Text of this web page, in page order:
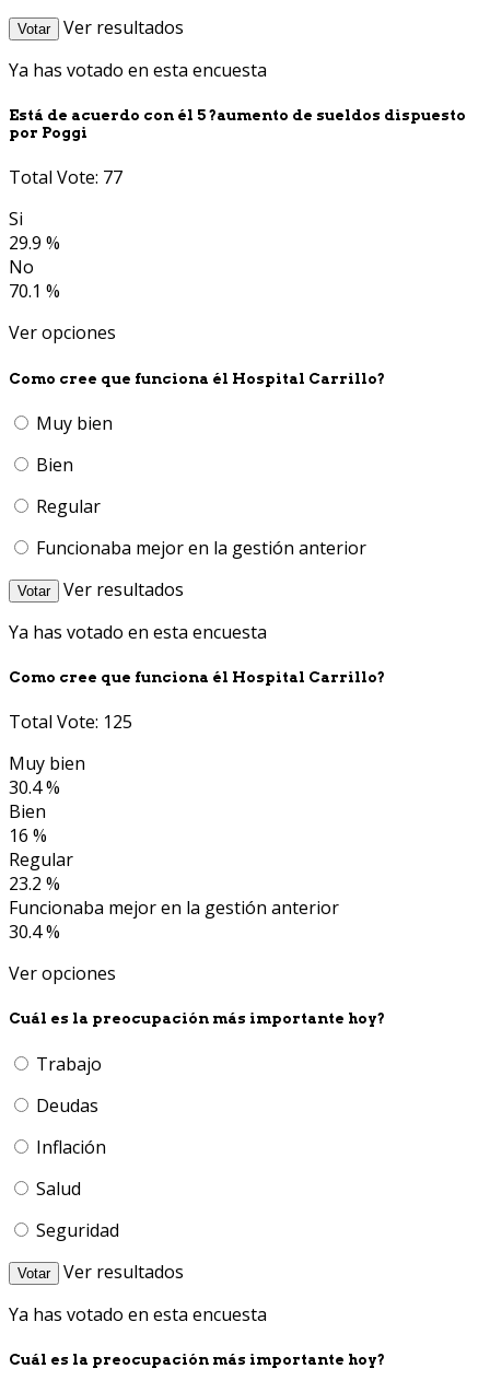
Votar
Ver resultados
Ya has votado en esta encuesta
Está de acuerdo con él 5 ?aumento de sueldos dispuesto
por Poggi
Total Vote: 77
Si
29.9 %
No
70.1 %
Ver opciones
Como cree que funciona él Hospital Carrillo?
Muy bien
Bien
Regular
Funcionaba mejor en la gestión anterior
Votar
Ver resultados
Ya has votado en esta encuesta
Como cree que funciona él Hospital Carrillo?
Total Vote: 125
Muy bien
30.4 %
Bien
16 %
Regular
23.2 %
Funcionaba mejor en la gestión anterior
30.4 %
Ver opciones
Cuál es la preocupación más importante hoy?
Trabajo
Deudas
Inflación
Salud
Seguridad
Votar
Ver resultados
Ya has votado en esta encuesta
Cuál es la preocupación más importante hoy?